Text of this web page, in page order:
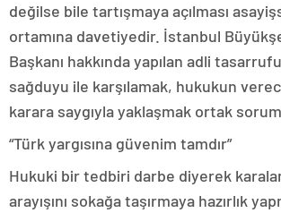
değilse bile tartışmaya açılması
ortamına davetiyedir. İstanbul
Başkanı hakkında yapılan adli
sağduyu ile karşılamak, hukukun
karara saygıyla yaklaşmak ortak
“Türk yargısına güvenim tamdır”
Hukuki bir tedbiri darbe diyerek
arayışını sokağa taşırmaya hazırlık